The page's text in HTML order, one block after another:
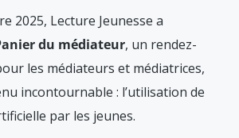
2025, Lecture Jeunesse a
du médiateur, un rendez-
les médiateurs et médiatrices,
incontournable : l’utilisation de
par les jeunes.